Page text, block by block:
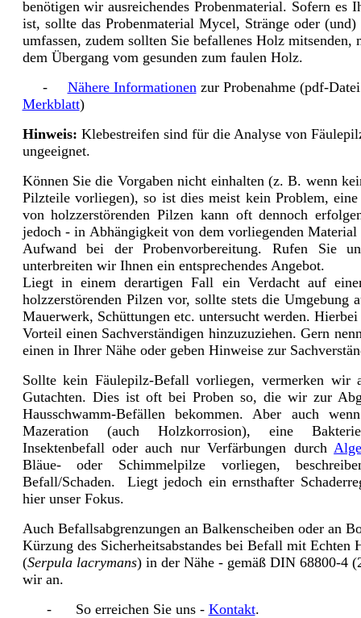
benötigen wir ausreichendes Probenmaterial. Sofern es
ist, sollte das Probenmaterial Mycel, Stränge oder
umfassen, zudem sollten Sie befallenes Holz mitsenden,
dem Übergang vom gesunden zum faulen Holz.
- Nähere Informationenzur Probenahme (pdf-
Merkblatt)
Hinweis: Klebestreifen sind für die Analyse von
ungeeignet.
Können Sie die Vorgaben nicht einhalten (z. B. wenn
Pilzteile vorliegen), so ist dies meist kein Problem,
von holzzerstörenden Pilzen kann oft dennoch
jedoch - in Abhängigkeit von dem vorliegenden Material
Aufwand bei der Probenvorbereitung. Rufen Sie
unterbreiten wir Ihnen ein entsprechendes Angebot.
Liegt in einem derartigen Fall ein Verdacht auf
holzzerstörenden Pilzen vor, sollte stets die Umgebung
Mauerwerk, Schüttungen etc. untersucht werden.
Vorteil einen Sachverständigen hinzuzuziehen. Gern
einen in Ihrer Nähe oder geben Hinweise zur
Sollte kein Fäulepilz-Befall vorliegen, vermerken wir
Gutachten. Dies ist oft bei Proben so, die wir zur
Hausschwamm-Befällen bekommen. Aber auch
Mazeration (auch Holzkorrosion), eine
Insektenbefall oder auch nur Verfärbungen durch
Bläue- oder Schimmelpilze vorliegen,
Befall/Schaden. Liegt jedoch ein ernsthafter
hier unser Fokus.
Auch Befallsabgrenzungen an Balkenscheiben oder an
Kürzung des Sicherheitsabstandes bei Befall mit Echten
(Serpula lacrymans) in der Nähe - gemäß DIN 68800-4
wir an.
- So erreichen Sie uns - Kontakt.